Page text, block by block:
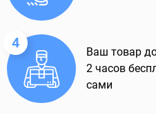
4
Ваш товар
2 часов
сами